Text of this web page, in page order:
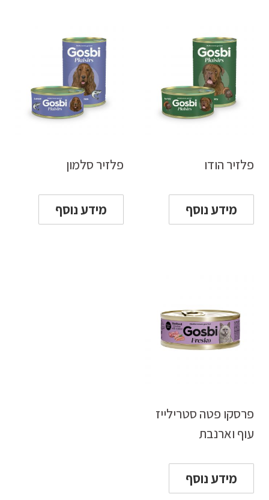
פלזיר הודו
מידע נוסף
פלזיר סלמון
מידע נוסף
פרסקו פטה סטרילייז
עוף וארנבת
מידע נוסף